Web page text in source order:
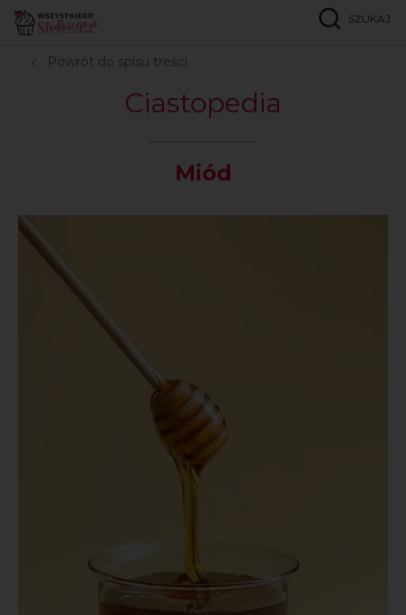
SZUKAJ
Strona główna
Powrót do spisu treści
Ciastopedia
Miód